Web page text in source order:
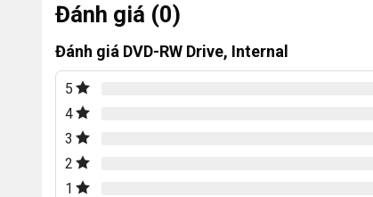
Đánh giá (0)
Đánh giá DVD-RW Drive, Internal
5
4
3
2
1